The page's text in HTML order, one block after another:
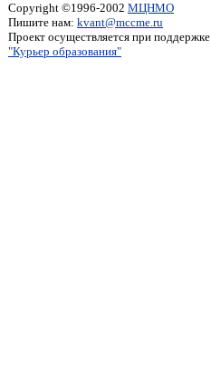
Copyright ©1996-2002 МЦНМО
Пишите нам: kvant@mccme.ru
Проект осуществляется при поддержке
"Курьер образования"